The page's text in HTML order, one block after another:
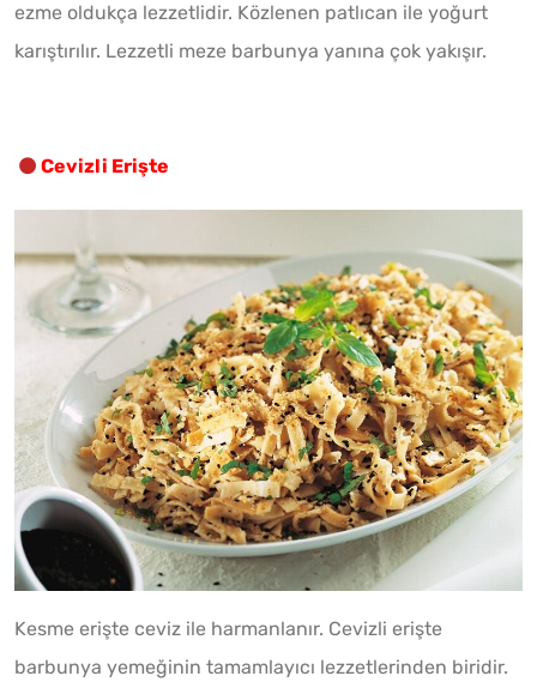
ezme oldukça lezzetlidir. Közlenen patlıcan ile yoğurt
karıştırılır. Lezzetli meze barbunya yanına çok yakışır.
Cevizli Erişte
Kesme erişte ceviz ile harmanlanır. Cevizli erişte
barbunya yemeğinin tamamlayıcı lezzetlerinden biridir.